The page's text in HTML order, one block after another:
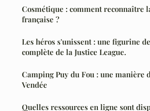
Cosmétique : comment reconnaître
française ?
Les héros s'unissent : une figurine
complète de la Justice League.
Camping Puy du Fou : une manière
Vendée
Quelles ressources en ligne sont